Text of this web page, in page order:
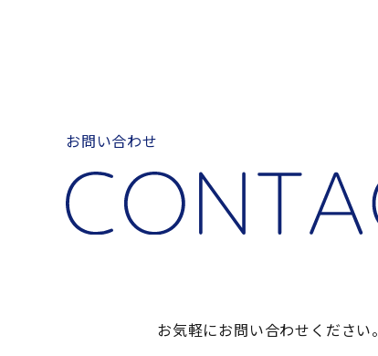
お問い合わせ
お気軽にお問い合わせください。